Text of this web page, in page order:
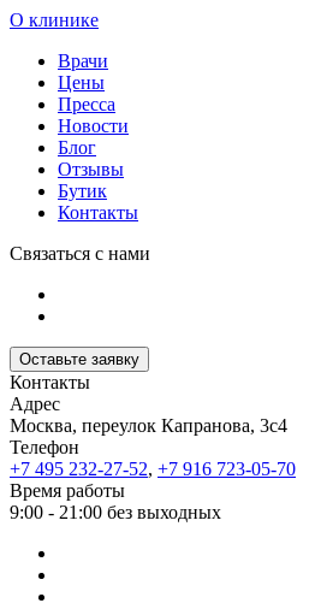
О клинике
Врачи
Цены
Пресса
Новости
Блог
Отзывы
Бутик
Контакты
Связаться с нами
Оставьте заявку
Контакты
Адрес
Москва, переулок Капранова, 3с4
Телефон
+7 495 232-27-52, +7 916 723-05-70
Время работы
9:00 - 21:00 без выходных